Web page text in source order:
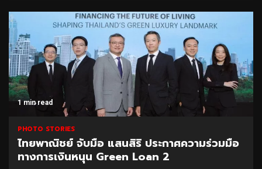
1 min read
PHOTO STORIES
ไทยพาณิชย์ จับมือ แสนสิริ ประกาศความร่วมมือ
ทางการเงินหนุน Green Loan 2